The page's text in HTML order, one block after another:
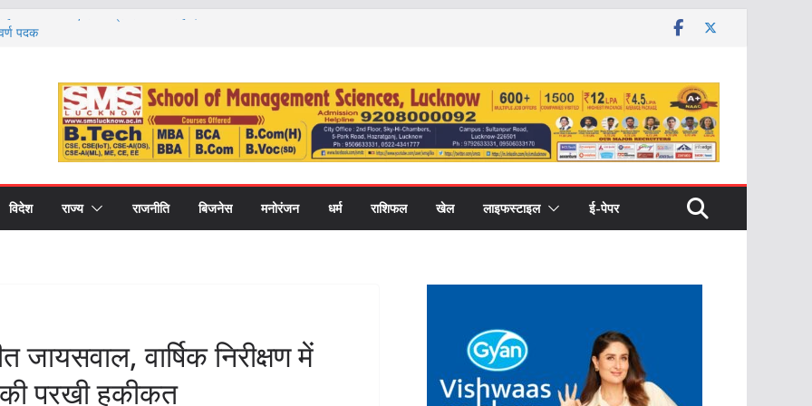
29 अगस्त को, रक्षा मंत्री राजनाथ सिंह देंगे
से सम्मानित हुए नौ खिलाड़ी, जिले का नाम किया
और 1100 फार्मा इंडस्ट्रीज, अब अलग फार्मेसी
अमरीका सिंह ने उठाया मुद्दा
न करें नजरअंदाज
विदेश राज्य राजनीति बिजनेस मनोरंजन धर्म राशिफल खेल लाइफस्टाइल ई-पेपर
जायसवाल, वार्षिक निरीक्षण में
परखी हकीकत